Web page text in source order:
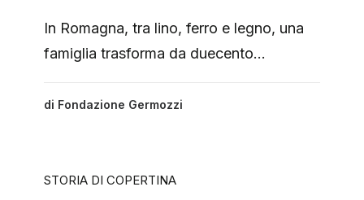
In Romagna, tra lino, ferro e legno, una
famiglia trasforma da duecento…
di Fondazione Germozzi
STORIA DI COPERTINA